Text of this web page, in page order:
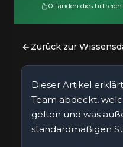
0 fanden dies
Zurück zur
Dieser Artikel
Team abdeckt,
gelten und was
standardmäßigen